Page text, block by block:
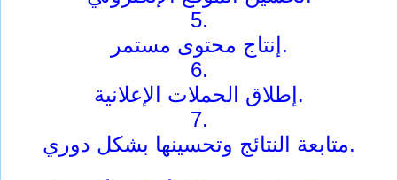
5.
إنتاج محتوى مستمر.
6.
إطلاق الحملات الإعلانية.
7.
متابعة النتائج وتحسينها بشكل دوري.